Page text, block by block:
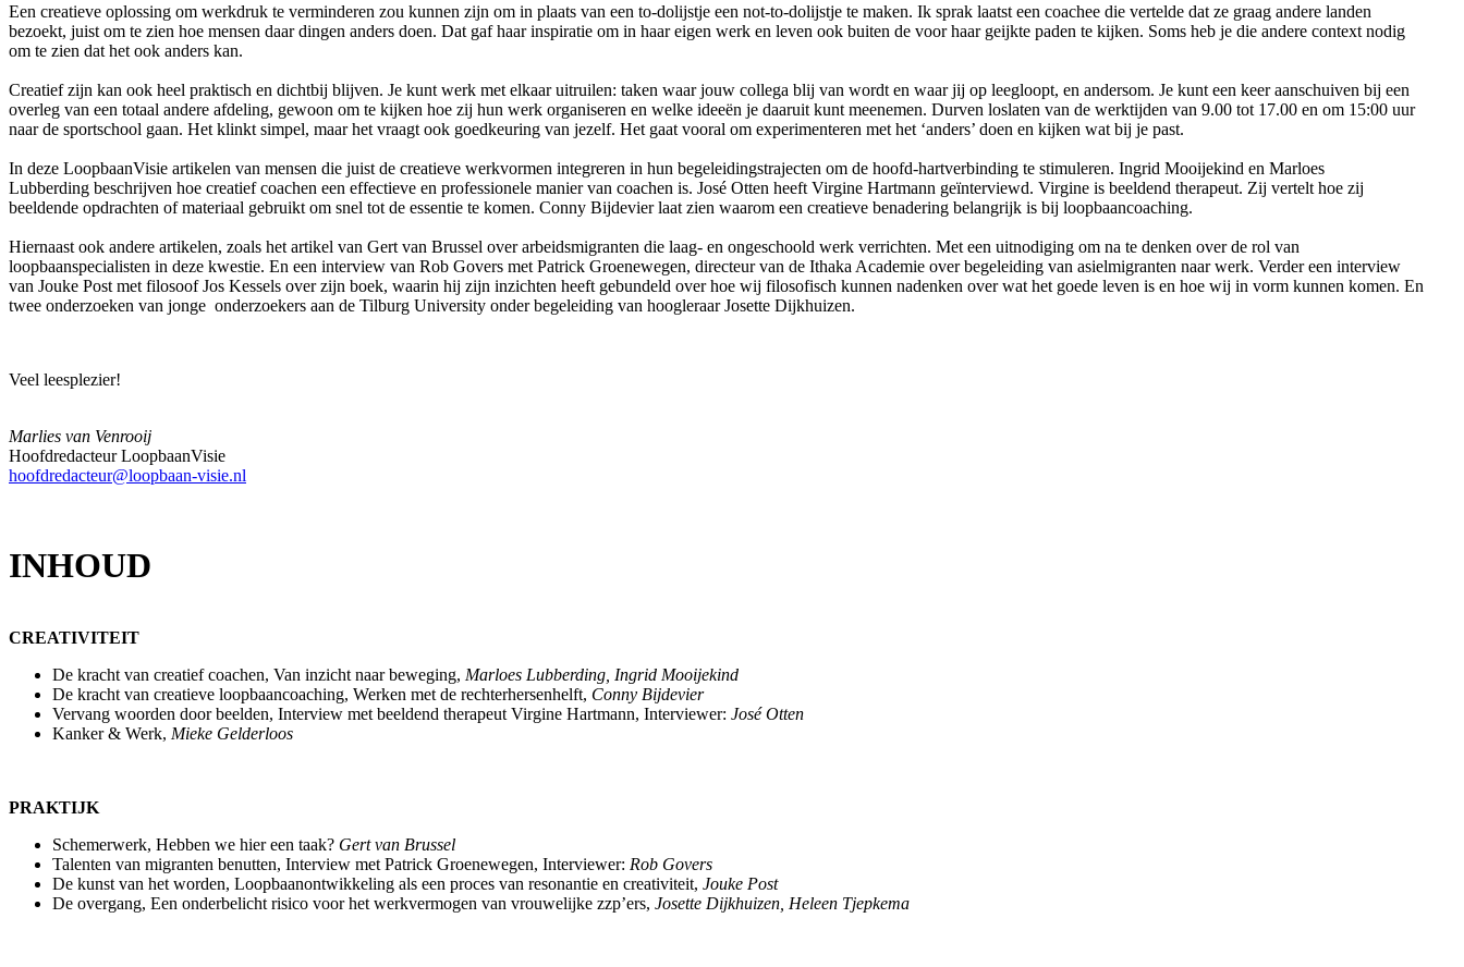
Een creatieve oplossing om werkdruk te verminderen zou kunnen zijn om in plaats van een to-dolijstje een not-to-dolijstje te maken. Ik sprak laatst een coachee die vertelde dat ze graag andere landen
bezoekt, juist om te zien hoe mensen daar dingen anders doen. Dat gaf haar inspiratie om in haar eigen werk en leven ook buiten de voor haar geijkte paden te kijken. Soms heb je die andere context nodig
om te zien dat het ook anders kan.
Creatief zijn kan ook heel praktisch en dichtbij blijven. Je kunt werk met elkaar uitruilen: taken waar jouw collega blij van wordt en waar jij op leegloopt, en andersom. Je kunt een keer aanschuiven bij een
overleg van een totaal andere afdeling, gewoon om te kijken hoe zij hun werk organiseren en welke ideeën je daaruit kunt meenemen. Durven loslaten van de werktijden van 9.00 tot 17.00 en om 15:00 uur
naar de sportschool gaan. Het klinkt simpel, maar het vraagt ook goedkeuring van jezelf. Het gaat vooral om experimenteren met het ‘anders’ doen en kijken wat bij je past.
In deze LoopbaanVisie artikelen van mensen die juist de creatieve werkvormen integreren in hun begeleidingstrajecten om de hoofd-hartverbinding te stimuleren. Ingrid Mooijekind en Marloes
Lubberding beschrijven hoe creatief coachen een effectieve en professionele manier van coachen is. José Otten heeft Virgine Hartmann geïnterviewd. Virgine is beeldend therapeut. Zij vertelt hoe zij
beeldende opdrachten of materiaal gebruikt om snel tot de essentie te komen. Conny Bijdevier laat zien waarom een creatieve benadering belangrijk is bij loopbaancoaching.
Hiernaast ook andere artikelen, zoals het artikel van Gert van Brussel over arbeidsmigranten die laag- en ongeschoold werk verrichten. Met een uitnodiging om na te denken over de rol van
loopbaanspecialisten in deze kwestie. En een interview van Rob Govers met Patrick Groenewegen, directeur van de Ithaka Academie over begeleiding van asielmigranten naar werk. Verder een interview
van Jouke Post met filosoof Jos Kessels over zijn boek, waarin hij zijn inzichten heeft gebundeld over hoe wij filosofisch kunnen nadenken over wat het goede leven is en hoe wij in vorm kunnen komen. En
twee onderzoeken van jonge onderzoekers aan de Tilburg University onder begeleiding van hoogleraar Josette Dijkhuizen.
Veel leesplezier!
Marlies van Venrooij
Hoofdredacteur LoopbaanVisie
hoofdredacteur@loopbaan-visie.nl
INHOUD
CREATIVITEIT
De kracht van creatief coachen, Van inzicht naar beweging, Marloes Lubberding, Ingrid Mooijekind
De kracht van creatieve loopbaancoaching, Werken met de rechterhersenhelft, Conny Bijdevier
Vervang woorden door beelden, Interview met beeldend therapeut Virgine Hartmann, Interviewer: José Otten
Kanker & Werk, Mieke Gelderloos
PRAKTIJK
Schemerwerk, Hebben we hier een taak? Gert van Brussel
Talenten van migranten benutten, Interview met Patrick Groenewegen, Interviewer: Rob Govers
De kunst van het worden, Loopbaanontwikkeling als een proces van resonantie en creativiteit, Jouke Post
De overgang, Een onderbelicht risico voor het werkvermogen van vrouwelijke zzp’ers, Josette Dijkhuizen, Heleen Tjepkema